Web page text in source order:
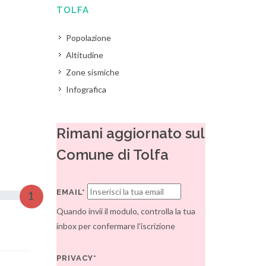
1
TOLFA
Popolazione
Altitudine
Zone sismiche
Infografica
Rimani aggiornato sul
Comune di Tolfa
EMAIL*
Quando invii il modulo, controlla la tua
inbox per confermare l'iscrizione
PRIVACY*